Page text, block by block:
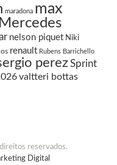
maradona max
Mercedes
nelson piquet Niki
renault Rubens Barrichello
perezSprint
valtteri bottas
reservados.
Digital